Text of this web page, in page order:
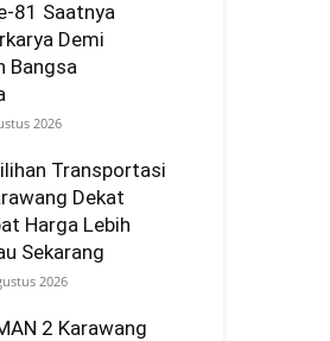
81 Saatnya
Demi
Bangsa
2026
Transportasi
Dekat
Harga Lebih
Sekarang
2026
2 Karawang